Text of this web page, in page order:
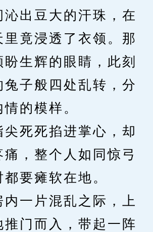
出豆大的汗珠，在
里竟浸透了衣领。那
生辉的眼睛，此刻
兔子般四处乱转，分
的模样。
死死掐进掌心，却
，整个人如同惊弓
要瘫软在地。
一片混乱之际，上
推门而入，带起一阵